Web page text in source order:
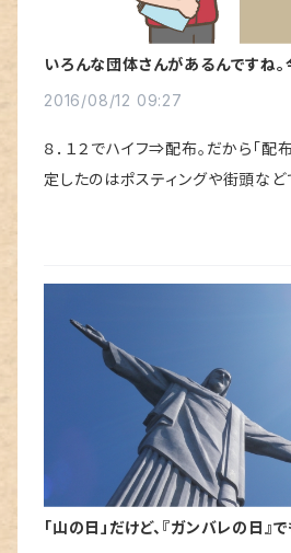
いろんな団体さんがあるんですね。
2016/08/12 09:27
８．１２でハイフ⇒配布。だから「配
定したのはポスティングや街頭など
「山の日」だけど、『ガンバレの日』